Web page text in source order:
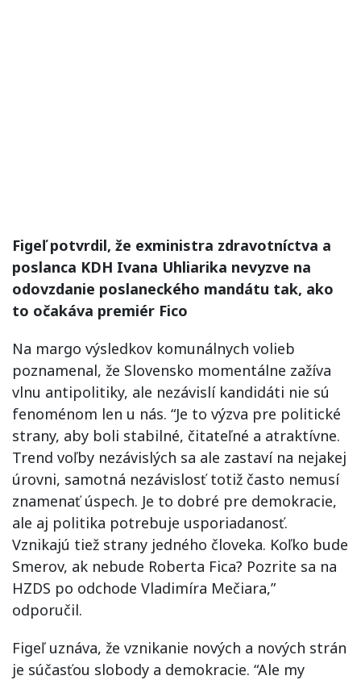
Figeľ potvrdil, že exministra zdravotníctva a
poslanca KDH Ivana Uhliarika nevyzve na
odovzdanie poslaneckého mandátu tak, ako
to očakáva premiér Fico
Na margo výsledkov komunálnych volieb
poznamenal, že Slovensko momentálne zažíva
vlnu antipolitiky, ale nezávislí kandidáti nie sú
fenoménom len u nás. “Je to výzva pre politické
strany, aby boli stabilné, čitateľné a atraktívne.
Trend voľby nezávislých sa ale zastaví na nejakej
úrovni, samotná nezávislosť totiž často nemusí
znamenať úspech. Je to dobré pre demokracie,
ale aj politika potrebuje usporiadanosť.
Vznikajú tiež strany jedného človeka. Koľko bude
Smerov, ak nebude Roberta Fica? Pozrite sa na
HZDS po odchode Vladimíra Mečiara,”
odporučil.
Figeľ uznáva, že vznikanie nových a nových strán
je súčasťou slobody a demokracie. “Ale my